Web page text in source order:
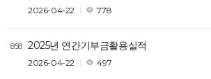
2026-04-22 778
858 2025년 연간기부금활용실적
2026-04-22 497